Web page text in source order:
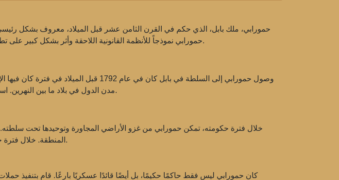
حمورابي، ملك بابل، الذي حكم في القرن الثامن عشر قبل الميلاد، معروف بشكل
حمورابي نموذجاً للأنظمة القانونية اللاحقة وأثر بشكل كبير على تطور النظام القانوني في العالم القديم. في هذه المقالة، سنتناول حياته وإنجازاته وإرثه.
وصول حمورابي إلى السلطة في بابل كان في
مدن الدول في بلاد ما بين النهرين. استغل حمورابي الوضع السياسي وبدأ في توحيد الأراضي، مما أدى إلى إنشاء دولة قوية.
خلال فترة حكومته، تمكن حمورابي من غزو الأراضي المجاورة وتوحيدها تحت سلطته.
المنطقة. خلال فترة حكمه، خاض حمورابي العديد من الحملات العسكرية، مما ساهم في توسيع حدود بابل.
كان حمورابي ليس فقط حاكمًا حكيمًا، بل أيضًا قائدًا عسكريًا بارعًا. قام بتنفيذ